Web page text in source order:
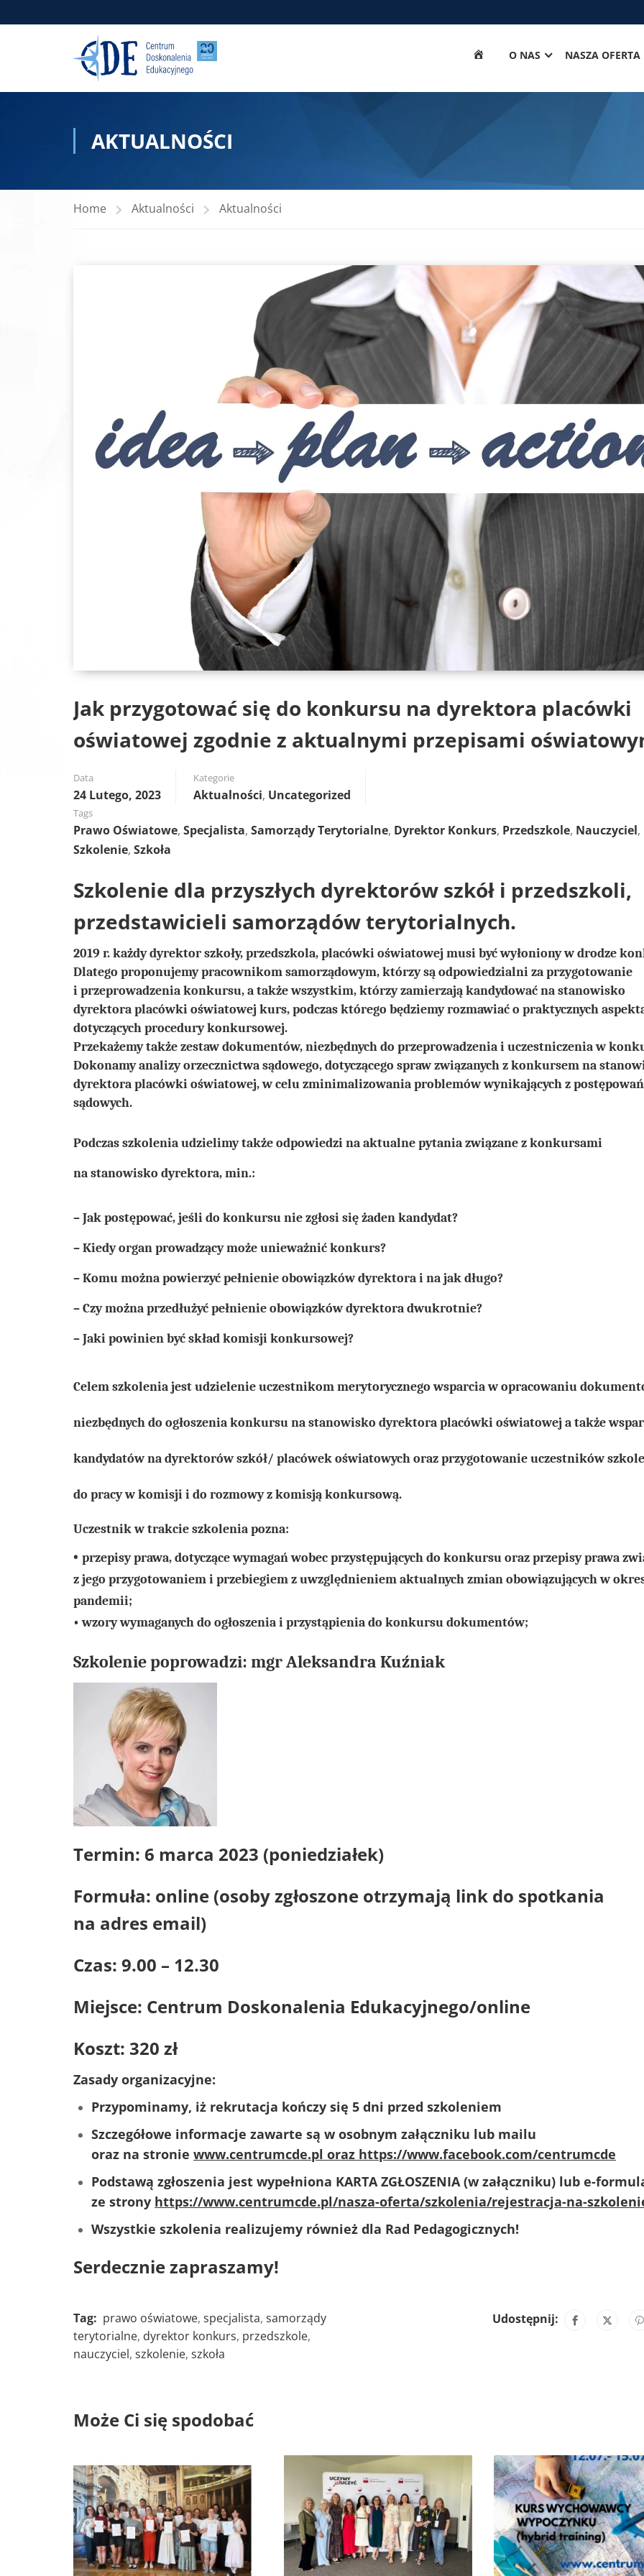
STRONAO NAS NASZA OFERTA
AKTUALNOŚCI
Home Aktualności Aktualności
Jak przygotować się do konkursu na dyrektora placówki
oświatowej zgodnie z aktualnymi przepisami
Data
24 Lutego, 2023
Kategorie
Aktualności, Uncategorized
Tags
Prawo Oświatowe, Specjalista, Samorządy Terytorialne, Dyrektor Konkurs, Przedszkole, Nauczyciel,
Szkolenie, Szkoła
Szkolenie dla przyszłych dyrektorów szkół i przedszkoli,
przedstawicieli samorządów terytorialnych.
2019 r. każdy dyrektor szkoły, przedszkola, placówki oświatowej musi być wyłoniony w drodze
Dlatego proponujemy pracownikom samorządowym, którzy są odpowiedzialni za przygotowanie
i przeprowadzenia konkursu, a także wszystkim, którzy zamierzają kandydować na stanowisko
dyrektora placówki oświatowej kurs, podczas którego będziemy rozmawiać o praktycznych
dotyczących procedury konkursowej.
Przekażemy także zestaw dokumentów, niezbędnych do przeprowadzenia i uczestniczenia w
Dokonamy analizy orzecznictwa sądowego, dotyczącego spraw związanych z konkursem na
dyrektora placówki oświatowej, w celu zminimalizowania problemów wynikających z postępowań
sądowych.
Podczas szkolenia udzielimy także odpowiedzi na aktualne pytania związane z konkursami
na stanowisko dyrektora, min.:
– Jak postępować, jeśli do konkursu nie zgłosi się żaden kandydat?
– Kiedy organ prowadzący może unieważnić konkurs?
– Komu można powierzyć pełnienie obowiązków dyrektora i na jak długo?
– Czy można przedłużyć pełnienie obowiązków dyrektora dwukrotnie?
– Jaki powinien być skład komisji konkursowej?
Celem szkolenia jest udzielenie uczestnikom merytorycznego wsparcia w opracowaniu
niezbędnych do ogłoszenia konkursu na stanowisko dyrektora placówki oświatowej a także
kandydatów na dyrektorów szkół/ placówek oświatowych oraz przygotowanie uczestników
do pracy w komisji i do rozmowy z komisją konkursową.
Uczestnik w trakcie szkolenia pozna:
• przepisy prawa, dotyczące wymagań wobec przystępujących do konkursu oraz przepisy prawa
z jego przygotowaniem i przebiegiem z uwzględnieniem aktualnych zmian obowiązujących w
pandemii;
• wzory wymaganych do ogłoszenia i przystąpienia do konkursu dokumentów;
Szkolenie poprowadzi: mgr Aleksandra Kuźniak
Termin: 6 marca 2023 (poniedziałek)
Formuła: online (osoby zgłoszone otrzymają link do spotkania
na adres email)
Czas: 9.00 – 12.30
Miejsce: Centrum Doskonalenia Edukacyjnego/online
Koszt: 320 zł
Zasady organizacyjne:
Przypominamy, iż rekrutacja kończy się 5 dni przed szkoleniem
Szczegółowe informacje zawarte są w osobnym załączniku lub mailu
oraz na stronie www.centrumcde.pl oraz https://www.facebook.com/centrumcde
Podstawą zgłoszenia jest wypełniona KARTA ZGŁOSZENIA (w załączniku) lub e-
ze strony https://www.centrumcde.pl/nasza-oferta/szkolenia/rejestracja-na-
Wszystkie szkolenia realizujemy również dla Rad Pedagogicznych!
Serdecznie zapraszamy!
Tag: prawo oświatowe, specjalista, samorządy
terytorialne, dyrektor konkurs, przedszkole,
nauczyciel, szkolenie, szkoła
Udostępnij:
Może Ci się spodobać